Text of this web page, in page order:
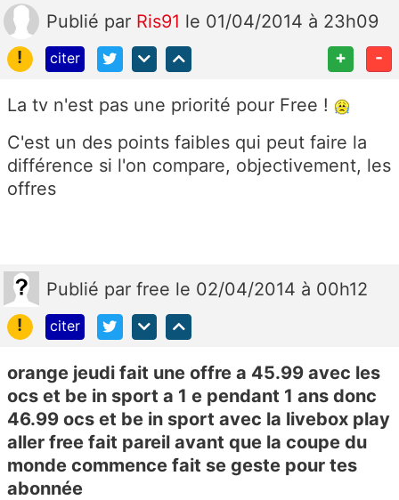
Publié par Ris91 le 01/04/2014 à 23h09
!
citer + -
La tv n'est pas une priorité pour Free !
C'est un des points faibles qui peut faire la
différence si l'on compare, objectivement, les
offres
Publié par free le 02/04/2014 à 00h12
!
citer
orange jeudi fait une offre a 45.99 avec les
ocs et be in sport a 1 e pendant 1 ans donc
46.99 ocs et be in sport avec la livebox play
aller free fait pareil avant que la coupe du
monde commence fait se geste pour tes
abonnée